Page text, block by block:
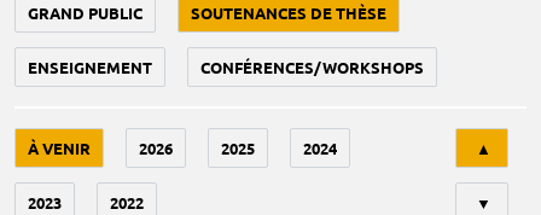
GRAND PUBLIC SOUTENANCES DE THÈSE
ENSEIGNEMENT CONFÉRENCES/WORKSHOPS
À VENIR 2026 2025 2024
2023 2022
▲
▼